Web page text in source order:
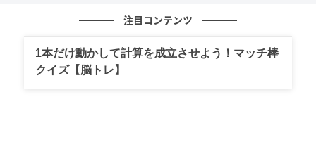
注目コンテンツ
1本だけ動かして計算を成立させよう！マッチ棒
クイズ【脳トレ】